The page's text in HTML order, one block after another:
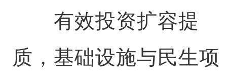
有效投资扩容提
质，基础设施与民生项